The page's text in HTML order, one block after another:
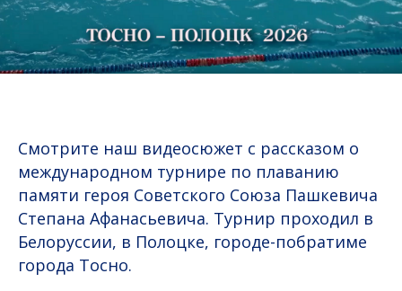
Смотрите наш видеосюжет с рассказом о
международном турнире по плаванию
памяти героя Советского Союза Пашкевича
Степана Афанасьевича. Турнир проходил в
Белоруссии, в Полоцке, городе-побратиме
города Тосно.